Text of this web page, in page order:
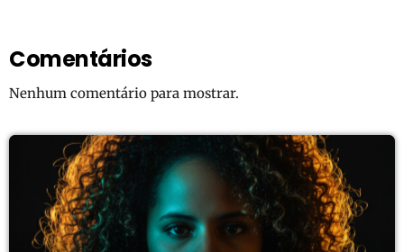
Comentários
Nenhum comentário para mostrar.